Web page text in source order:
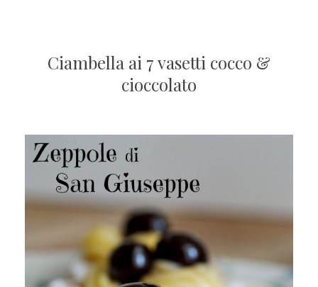
Ciambella ai 7 vasetti cocco &
cioccolato